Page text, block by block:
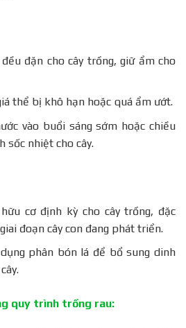
đặn cho cây trồng, giữ ẩm cho
thể bị khô hạn hoặc quá ẩm ướt.
vào buổi sáng sớm hoặc chiều
sốc nhiệt cho cây.
cơ định kỳ cho cây trồng, đặc
đoạn cây con đang phát triển.
phân bón lá để bổ sung dinh
quy trình trồng rau: